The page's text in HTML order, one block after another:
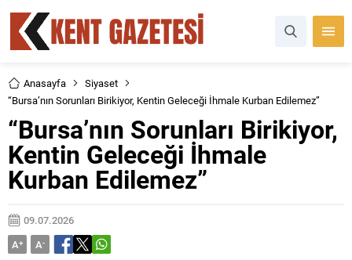
Anasayfa
Siyaset
“Bursa’nın Sorunları Birikiyor, Kentin Geleceği İhmale Kurban Edilemez”
“Bursa’nın Sorunları Birikiyor,
Kentin Geleceği İhmale
Kurban Edilemez”
09.07.2026
A+ A-